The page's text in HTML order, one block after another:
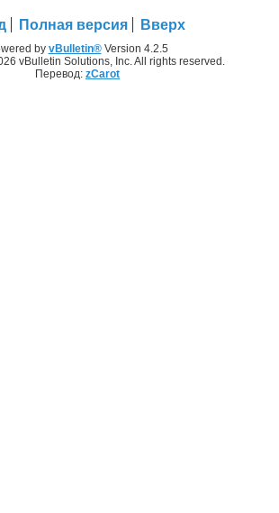
Полная версия Вверх
by vBulletin®Version 4.2.5
vBulletin Solutions, Inc. All rights reserved.
Перевод: zCarot